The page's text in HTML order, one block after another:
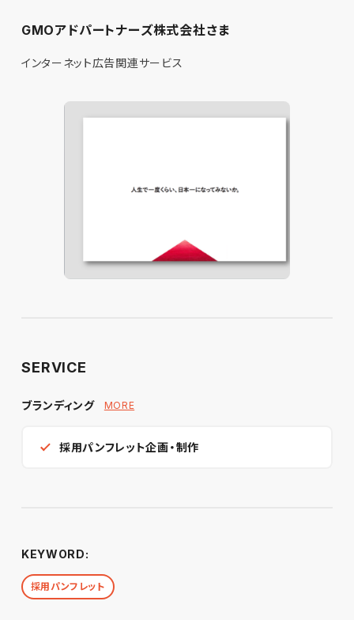
GMOアドパートナーズ株式会社さま
インターネット広告関連サービス
SERVICE
ブランディング MORE
採用パンフレット企画・制作
KEYWORD:
採用パンフレット